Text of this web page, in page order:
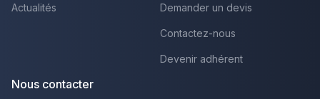
Actualités Demander un devis
Contactez-nous
Devenir adhérent
Nous contacter